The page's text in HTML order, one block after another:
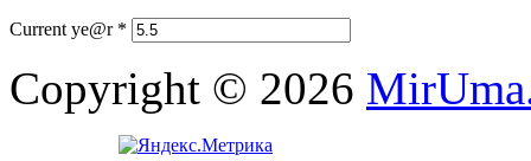
Current ye@r *
Copyright © 2026